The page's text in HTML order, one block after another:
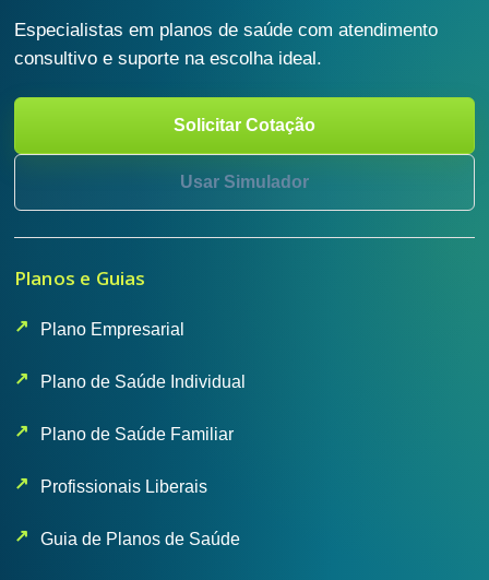
Especialistas em planos de saúde com atendimento
consultivo e suporte na escolha ideal.
Solicitar Cotação
Usar Simulador
Planos e Guias
Plano Empresarial
Plano de Saúde Individual
Plano de Saúde Familiar
Profissionais Liberais
Guia de Planos de Saúde